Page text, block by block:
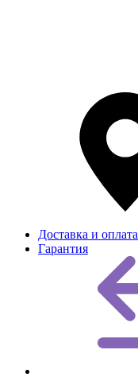
Доставка и оплата
Гарантия